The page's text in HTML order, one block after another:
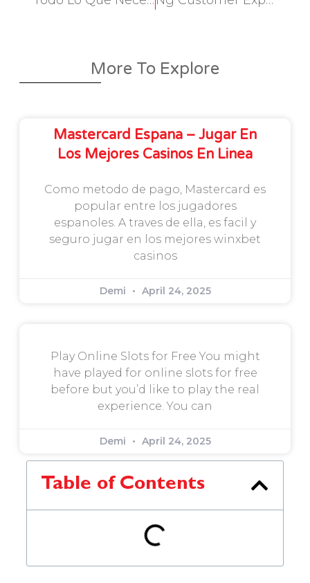
More To Explore
Mastercard Espana – Jugar En
Los Mejores Casinos En Linea
Como metodo de pago, Mastercard es
popular entre los jugadores
espanoles. A traves de ella, es facil y
seguro jugar en los mejores winxbet
casinos
Demi April 24, 2025
Play Online Slots for Free You might
have played for online slots for free
before but you’d like to play the real
experience. You can
Demi April 24, 2025
Table of Contents